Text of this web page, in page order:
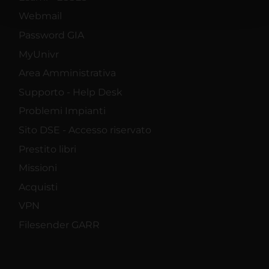
con altre informazioni che hai fornito loro o che hanno
raccolto dal tuo utilizzo dei loro servizi.
Webmail
Password GIA
MyUnivr
Area Amministrativa
Supporto - Help Desk
Problemi Impianti
Sito DSE - Accesso riservato
Prestito libri
Missioni
Acquisti
VPN
Filesender GARR